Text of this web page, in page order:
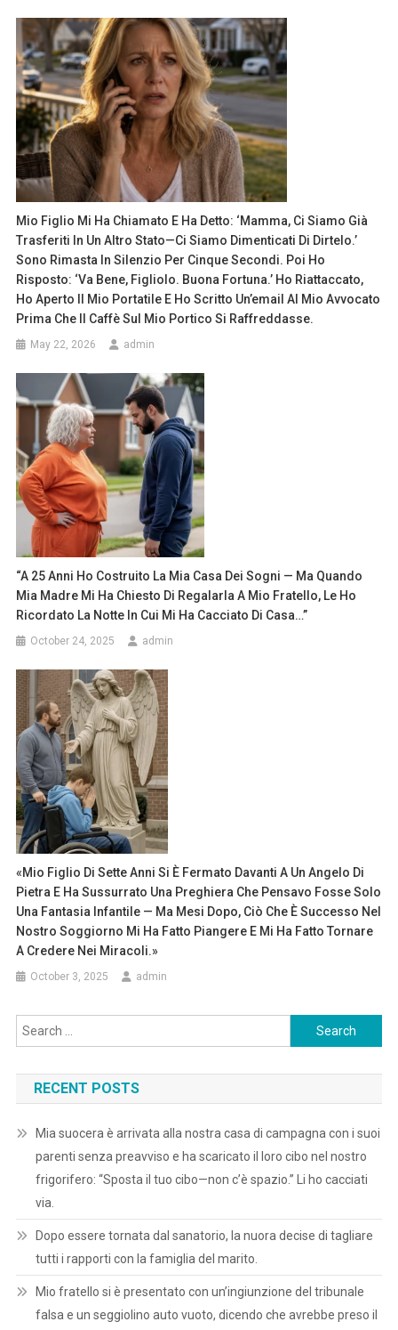
Mio Figlio Mi Ha Chiamato E Ha Detto: ‘Mamma, Ci Siamo Già
Trasferiti In Un Altro Stato—Ci Siamo Dimenticati Di Dirtelo.’
Sono Rimasta In Silenzio Per Cinque Secondi. Poi Ho
Risposto: ‘Va Bene, Figliolo. Buona Fortuna.’ Ho Riattaccato,
Ho Aperto Il Mio Portatile E Ho Scritto Un’email Al Mio Avvocato
Prima Che Il Caffè Sul Mio Portico Si Raffreddasse.
May 22, 2026 admin
“A 25 Anni Ho Costruito La Mia Casa Dei Sogni — Ma Quando
Mia Madre Mi Ha Chiesto Di Regalarla A Mio Fratello, Le Ho
Ricordato La Notte In Cui Mi Ha Cacciato Di Casa…”
October 24, 2025 admin
«Mio Figlio Di Sette Anni Si È Fermato Davanti A Un Angelo Di
Pietra E Ha Sussurrato Una Preghiera Che Pensavo Fosse Solo
Una Fantasia Infantile — Ma Mesi Dopo, Ciò Che È Successo Nel
Nostro Soggiorno Mi Ha Fatto Piangere E Mi Ha Fatto Tornare
A Credere Nei Miracoli.»
October 3, 2025 admin
Search
for:
RECENT POSTS
Mia suocera è arrivata alla nostra casa di campagna con i suoi
parenti senza preavviso e ha scaricato il loro cibo nel nostro
frigorifero: “Sposta il tuo cibo—non c’è spazio.” Li ho cacciati
via.
Dopo essere tornata dal sanatorio, la nuora decise di tagliare
tutti i rapporti con la famiglia del marito.
Mio fratello si è presentato con un’ingiunzione del tribunale
falsa e un seggiolino auto vuoto, dicendo che avrebbe preso il